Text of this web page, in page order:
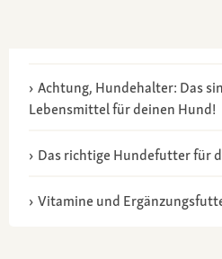
Achtung, Hundehalter: Das
Lebensmittel für deinen Hund!
Das richtige Hundefutter für
Vitamine und